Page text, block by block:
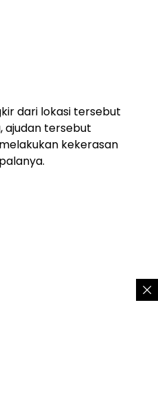
dari lokasi tersebut
ajudan tersebut
kekerasan